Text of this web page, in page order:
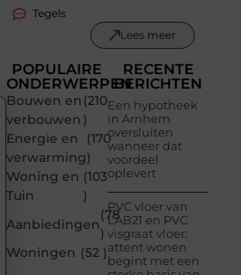
Tegels
Lees meer
POPULAIRE
ONDERWERPEN
Bouwen en
verbouwen
(210
)
Energie en
verwarming
(170
)
Woning en
Tuin
(103
)
Aanbiedingen
(78
)
Woningen (52 )
RECENTE
BERICHTEN
Een hypotheek
in Arnhem
oversluiten
wanneer dat
voordeel
oplevert
PVC vloer van
LAB21 en PVC
visgraat vloer:
attent wonen
begint met een